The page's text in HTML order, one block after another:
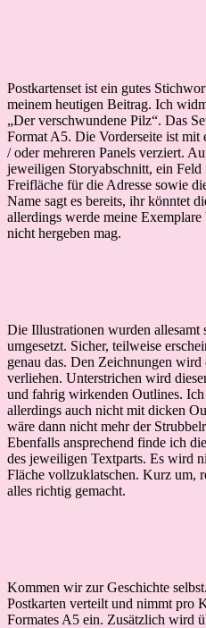
Postkartenset ist ein gutes
meinem heutigen Beitrag. Ich
„Der verschwundene Pilz“. Das
Format A5. Die Vorderseite ist mit
/ oder mehreren Panels verziert.
jeweiligen Storyabschnitt, ein
Freifläche für die Adresse sowie
Name sagt es bereits, ihr könntet
allerdings werde meine
nicht hergeben mag.
Die Illustrationen wurden allesamt
umgesetzt. Sicher, teilweise
genau das. Den Zeichnungen
verliehen. Unterstrichen wird
und fahrig wirkenden Outlines.
allerdings auch nicht mit dicken
wäre dann nicht mehr der
Ebenfalls ansprechend finde ich
des jeweiligen Textparts. Es wird
Fläche vollzuklatschen. Kurz um,
alles richtig gemacht.
Kommen wir zur Geschichte
Postkarten verteilt und nimmt pro
Formates A5 ein. Zusätzlich wird